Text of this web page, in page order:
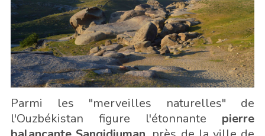
Parmi les "merveilles naturelles" de
l'Ouzbékistan figure l'étonnante pierre